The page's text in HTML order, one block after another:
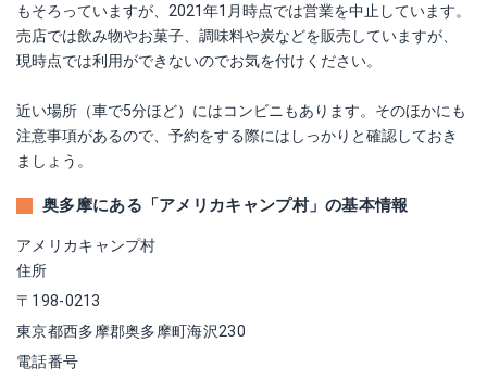
もそろっていますが、2021年1月時点では営業を中止しています。
売店では飲み物やお菓子、調味料や炭などを販売していますが、
現時点では利用ができないのでお気を付けください。
近い場所（車で5分ほど）にはコンビニもあります。そのほかにも
注意事項があるので、予約をする際にはしっかりと確認しておき
ましょう。
奥多摩にある「アメリカキャンプ村」の基本情報
アメリカキャンプ村
住所
〒198-0213
東京都西多摩郡奥多摩町海沢230
電話番号